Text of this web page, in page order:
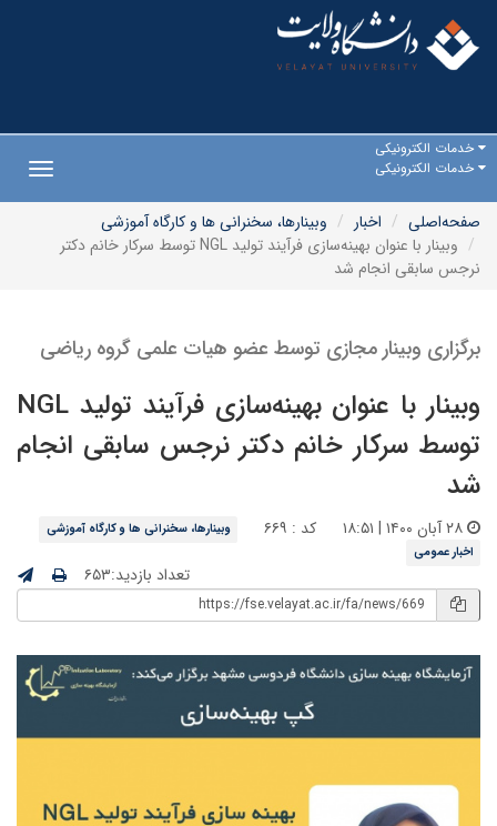
خدمات الکترونیکی
خدمات الکترونیکی
صفحه‌اصلی
اخبار
وبینارها، سخنرانی ها و کارگاه آموزشی
وبینار با عنوان بهینه‌سازی فرآیند تولید NGL توسط سرکار خانم دکتر
نرجس سابقی انجام شد
برگزاری وبینار مجازی توسط عضو هیات علمی گروه ریاضی
وبینار با عنوان بهینه‌سازی فرآیند تولید NGL
توسط سرکار خانم دکتر نرجس سابقی انجام
شد
کد : ۶۶۹
وبینارها، سخنرانی ها و کارگاه آموزشی
اخبار عمومی
تعداد بازدید:۶۵۳